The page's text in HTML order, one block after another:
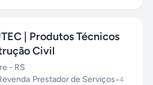
| Produtos Técnicos
Civil
- RS
·Prestador de Serviços+4